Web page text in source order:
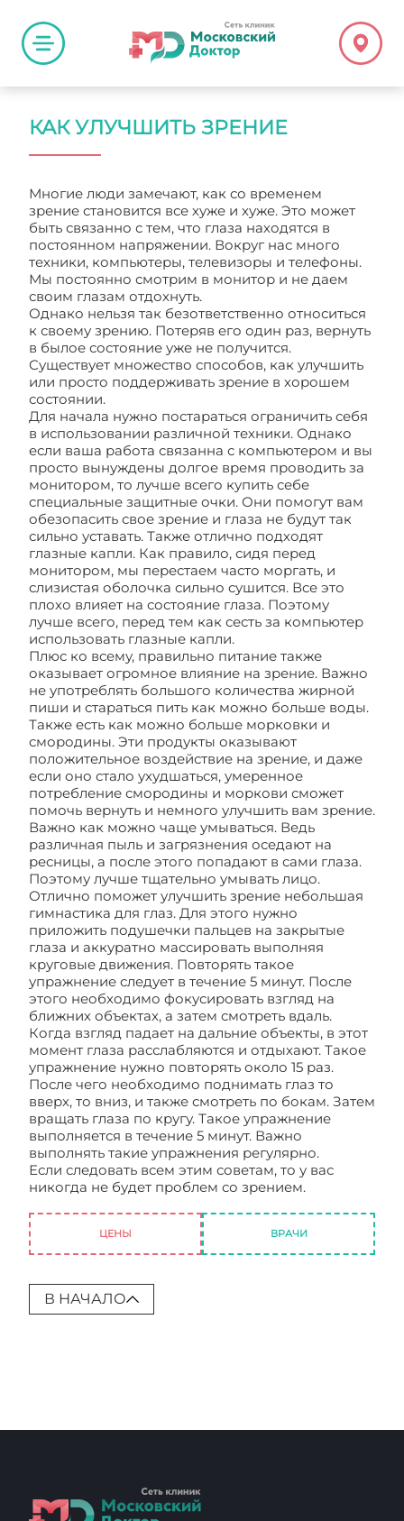
КАК УЛУЧШИТЬ ЗРЕНИЕ
Многие люди замечают, как со временем
зрение становится все хуже и хуже. Это может
быть связанно с тем, что глаза находятся в
постоянном напряжении. Вокруг нас много
техники, компьютеры, телевизоры и телефоны.
Мы постоянно смотрим в монитор и не даем
своим глазам отдохнуть.
Однако нельзя так безответственно относиться
к своему зрению. Потеряв его один раз, вернуть
в былое состояние уже не получится.
Существует множество способов, как улучшить
или просто поддерживать зрение в хорошем
состоянии.
Для начала нужно постараться ограничить себя
в использовании различной техники. Однако
если ваша работа связанна с компьютером и вы
просто вынуждены долгое время проводить за
монитором, то лучше всего купить себе
специальные защитные очки. Они помогут вам
обезопасить свое зрение и глаза не будут так
сильно уставать. Также отлично подходят
глазные капли. Как правило, сидя перед
монитором, мы перестаем часто моргать, и
слизистая оболочка сильно сушится. Все это
плохо влияет на состояние глаза. Поэтому
лучше всего, перед тем как сесть за компьютер
использовать глазные капли.
Плюс ко всему, правильно питание также
оказывает огромное влияние на зрение. Важно
не употреблять большого количества жирной
пиши и стараться пить как можно больше воды.
Также есть как можно больше морковки и
смородины. Эти продукты оказывают
положительное воздействие на зрение, и даже
если оно стало ухудшаться, умеренное
потребление смородины и моркови сможет
помочь вернуть и немного улучшить вам зрение.
Важно как можно чаще умываться. Ведь
различная пыль и загрязнения оседают на
ресницы, а после этого попадают в сами глаза.
Поэтому лучше тщательно умывать лицо.
Отлично поможет улучшить зрение небольшая
гимнастика для глаз. Для этого нужно
приложить подушечки пальцев на закрытые
глаза и аккуратно массировать выполняя
круговые движения. Повторять такое
упражнение следует в течение 5 минут. После
этого необходимо фокусировать взгляд на
ближних объектах, а затем смотреть вдаль.
Когда взгляд падает на дальние объекты, в этот
момент глаза расслабляются и отдыхают. Такое
упражнение нужно повторять около 15 раз.
После чего необходимо поднимать глаз то
вверх, то вниз, и также смотреть по бокам. Затем
вращать глаза по кругу. Такое упражнение
выполняется в течение 5 минут. Важно
выполнять такие упражнения регулярно.
Если следовать всем этим советам, то у вас
никогда не будет проблем со зрением.
ЦЕНЫ ВРАЧИ
В НАЧАЛО